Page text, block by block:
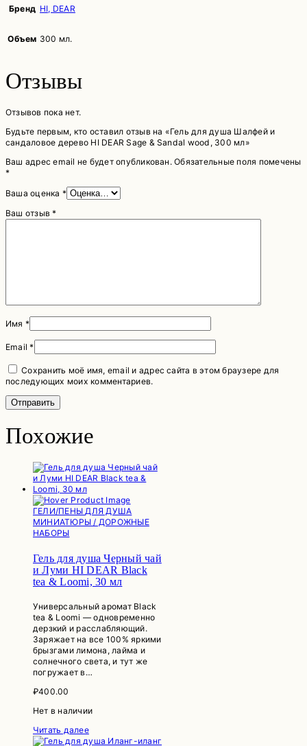
Бренд HI, DEAR
Объем 300 мл.
Отзывы
Отзывов пока нет.
Будьте первым, кто оставил отзыв на «Гель для душа Шалфей и
сандаловое дерево HI DEAR Sage & Sandal wood, 300 мл»
Ваш адрес email не будет опубликован. Обязательные поля помечены
*
Ваша оценка *
Ваш отзыв*
Имя *
Email*
Сохранить моё имя, email и адрес сайта в этом браузере для
последующих моих комментариев.
Похожие
ГЕЛИ/ПЕНЫ ДЛЯ ДУША
МИНИАТЮРЫ / ДОРОЖНЫЕ
НАБОРЫ
Гель для душа Черный чай
и Луми HI DEAR Black
tea & Loomi, 30 мл
Универсальный аромат Black
tea & Loomi — одновременно
дерзкий и расслабляющий.
Заряжает на все 100% яркими
брызгами лимона, лайма и
солнечного света, и тут же
погружает в…
₽400.00
Нет в наличии
Читать далее